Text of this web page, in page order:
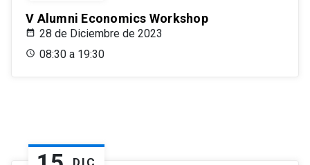
V Alumni Economics Workshop
28 de Diciembre de 2023
08:30 a 19:30